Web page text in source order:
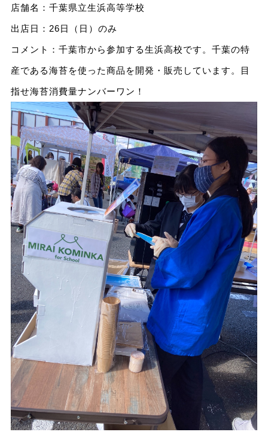
店舗名：千葉県立生浜高等学校
出店日：26日（日）のみ
コメント：千葉市から参加する生浜高校です。千葉の特
産である海苔を使った商品を開発・販売しています。目
指せ海苔消費量ナンバーワン！